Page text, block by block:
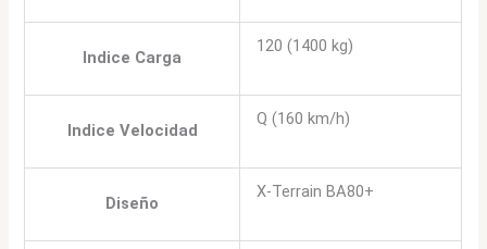
Indice Carga
120 (1400 kg)
Indice Velocidad
Q (160 km/h)
Diseño
X-Terrain BA80+